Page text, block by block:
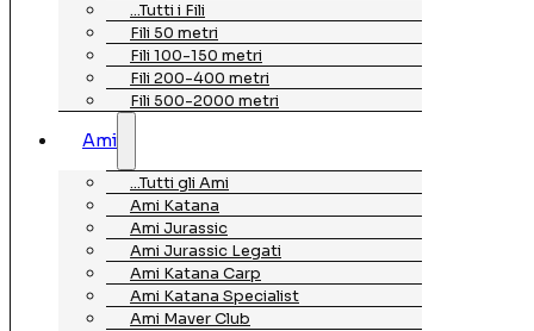
…Tutti i Fili
Fili 50 metri
Fili 100-150 metri
Fili 200-400 metri
Fili 500-2000 metri
Ami
…Tutti gli Ami
Ami Katana
Ami Jurassic
Ami Jurassic Legati
Ami Katana Carp
Ami Katana Specialist
Ami Maver Club